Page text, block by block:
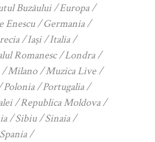
Buzăului
Europa
Enescu
Germania
Iași
Italia
Romanesc
Londra
Milano
Muzica Live
Polonia
Portugalia
Republica Moldova
Sibiu
Sinaia
Spania